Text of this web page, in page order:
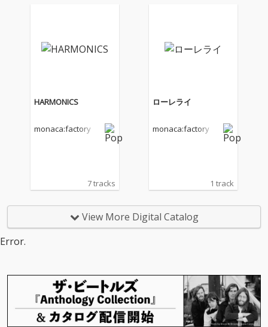
HARMONICS
monaca:factory
7 tracks
ローレライ
monaca:factory
1 track
View More Digital Catalog
Error.